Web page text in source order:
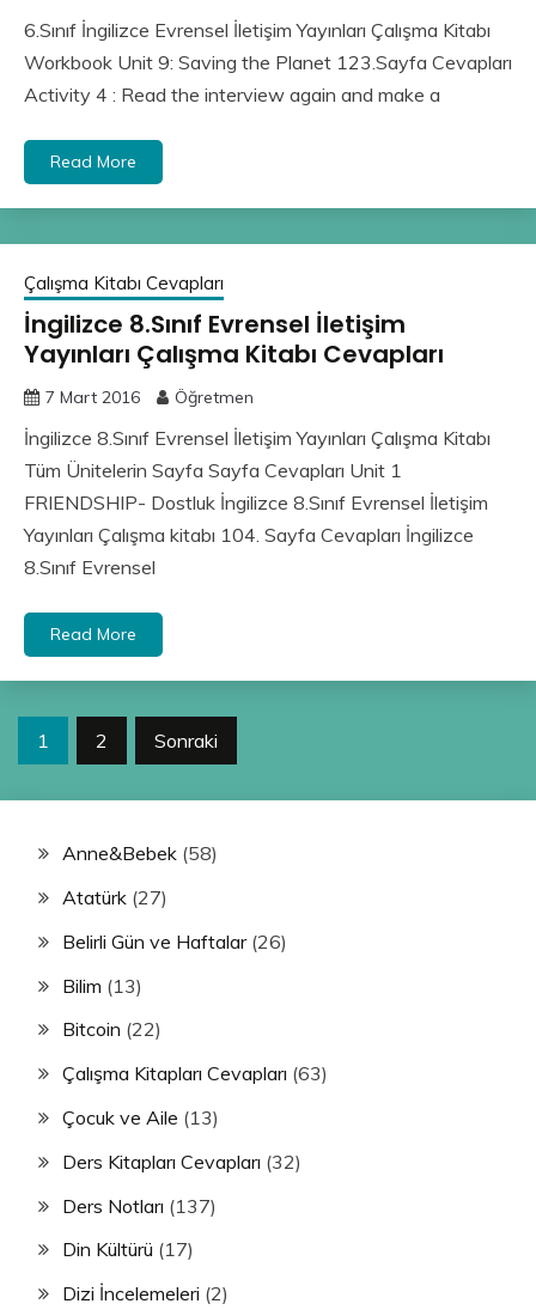
6.Sınıf İngilizce Evrensel İletişim Yayınları Çalışma Kitabı
Workbook Unit 9: Saving the Planet 123.Sayfa Cevapları
Activity 4 : Read the interview again and make a
Read More
Çalışma Kitabı Cevapları
İngilizce 8.Sınıf Evrensel İletişim
Yayınları Çalışma Kitabı Cevapları
7 Mart 2016 Öğretmen
İngilizce 8.Sınıf Evrensel İletişim Yayınları Çalışma Kitabı
Tüm Ünitelerin Sayfa Sayfa Cevapları Unit 1
FRIENDSHIP- Dostluk İngilizce 8.Sınıf Evrensel İletişim
Yayınları Çalışma kitabı 104. Sayfa Cevapları İngilizce
8.Sınıf Evrensel
Read More
Yazı
1 2 Sonraki
Anne&Bebek (58)
Atatürk (27)
Belirli Gün ve Haftalar(26)
Bilim (13)
Bitcoin (22)
Çalışma Kitapları Cevapları (63)
Çocuk ve Aile (13)
Ders Kitapları Cevapları (32)
Ders Notları (137)
Din Kültürü (17)
Dizi İncelemeleri (2)